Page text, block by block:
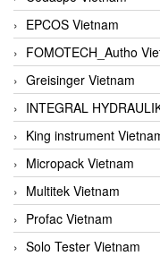
EPCOS Vietnam
FOMOTECH_Autho
Greisinger Vietnam
INTEGRAL
King instrument
Micropack Vietnam
Multitek Vietnam
Profac Vietnam
Solo Tester Vietnam